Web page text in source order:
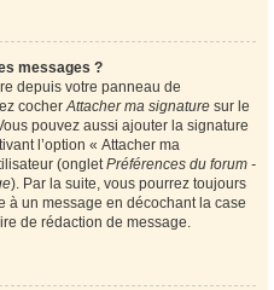
messages ?
depuis votre panneau de
cocherAttacher ma signature sur le
pouvez aussi ajouter la signature
l’option « Attacher ma
(ongletPréférences du forum -
). Par la suite, vous pourrez toujours
à un message en décochant la case
de rédaction de message.